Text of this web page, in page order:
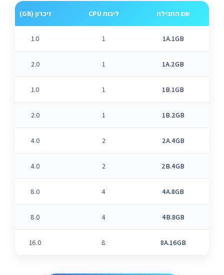
שם החבילה ליבות CPU זיכרון (GB)
1A.1GB
1
1.0
1A.2GB
1
2.0
1B.1GB
1
1.0
1B.2GB
1
2.0
2A.4GB
2
4.0
2B.4GB
2
4.0
4A.8GB
4
8.0
4B.8GB
4
8.0
8A.16GB
8
16.0